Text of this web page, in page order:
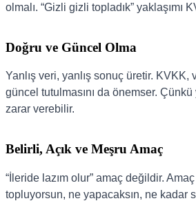
olmalı. “Gizli gizli topladık” yaklaşımı
Doğru ve Güncel Olma
Yanlış veri, yanlış sonuç üretir. KVKK,
güncel tutulmasını da önemser.
zarar verebilir.
Belirli, Açık ve Meşru Amaç
“İleride lazım olur” amaç değildir.
topluyorsun, ne yapacaksın, ne kadar